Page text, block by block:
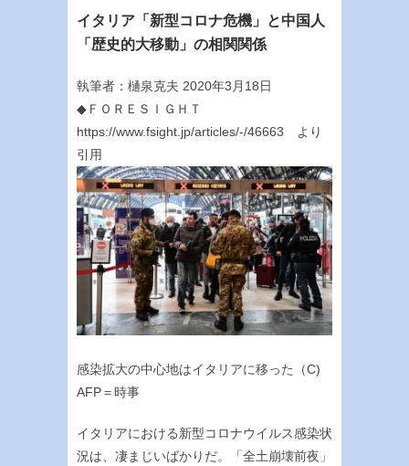
イタリア「新型コロナ危機」と中国人
「歴史的大移動」の相関関係
執筆者：樋泉克夫 2020年3月18日
◆ＦＯＲＥＳＩＧＨＴ
https://www.fsight.jp/articles/-/46663 より
引用
感染拡大の中心地はイタリアに移った（C)
AFP＝時事
イタリアにおける新型コロナウイルス感染状
況は、凄まじいばかりだ。「全土崩壊前夜」